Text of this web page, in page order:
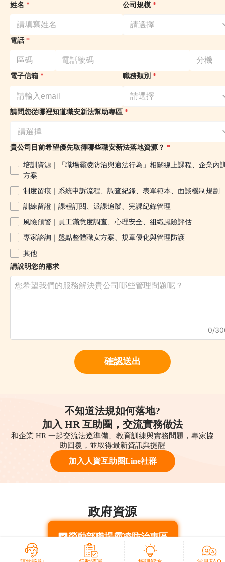
姓名 * 公司規模 *
請選擇
電話 *
電子信箱 * 職務類別 *
請選擇
請問您從哪裡知道職安新法幫助專區 *
請選擇
貴公司目前希望優先取得哪些職安新法落地資源？ *
培訓資源｜「職場霸凌防治與適法行為」相關線上課程、企業內
方案
制度留痕｜系統申訴流程、調查紀錄、表單範本、面談機制規劃
訓練留證｜課程訂閱、派課追蹤、完課紀錄管理
風險預警｜員工滿意度調查、心理安全、組織風險評估
專家諮詢｜盤點整體職安方案、規章優化與管理防護
其他
請說明您的需求
0/
確認送出
不知道法規如何落地?
加入 HR 互助圈，交流實務做法
和企業 HR 一起交流法遵準備、教育訓練與實務問題，專家協
助回覆，並取得最新資訊與提醒
加入人資互助圈Line社群
政府資源
勞動部職場霸凌防治專區